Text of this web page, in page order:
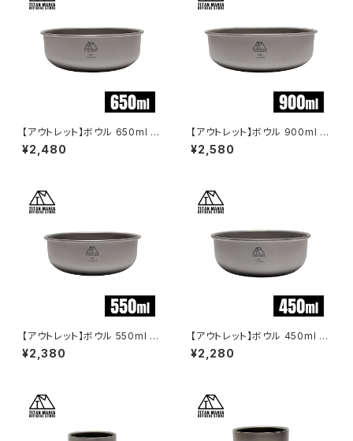
【アウトレット】ボウル 650ml ス
タッキング チタン製 軽量 皿 お
茶碗 食器 セット おしゃれ どん
プ ソロキャンプ アウトドア用品
キャンプ用品 収納袋付き
¥2,480
【アウトレット】ボウル 900ml ス
タッキング チタン製 軽量 皿 お
茶碗 食器 セット おしゃれ どん
プ ソロキャンプ アウトドア用品
キャンプ用品 収納袋付き
¥2,580
【アウトレット】ボウル 550ml ス
タッキング チタン製 軽量 皿 お
茶碗 食器 セット おしゃれ どん
プ ソロキャンプ アウトドア用品
キャンプ用品 収納袋付き
¥2,380
【アウトレット】ボウル 450ml ス
タッキング チタン製 軽量 皿 お
茶碗 食器 セット おしゃれ どん
プ ソロキャンプ アウトドア用品
キャンプ用品 収納袋付き
¥2,280